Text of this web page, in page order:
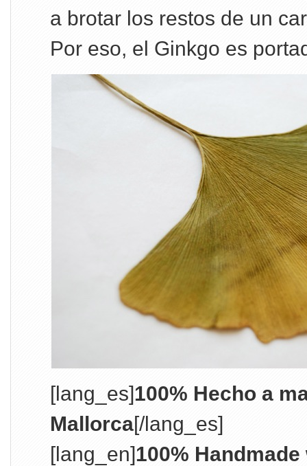
a brotar los restos de un
Por eso, el Ginkgo es
[lang_es]100% Hecho a
Mallorca[/lang_es]
[lang_en]100%